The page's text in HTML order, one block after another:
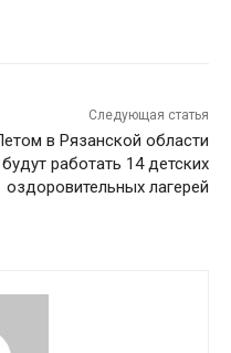
Следующая статья
в Рязанской области
будут работать 14 детских
оздоровительных лагерей